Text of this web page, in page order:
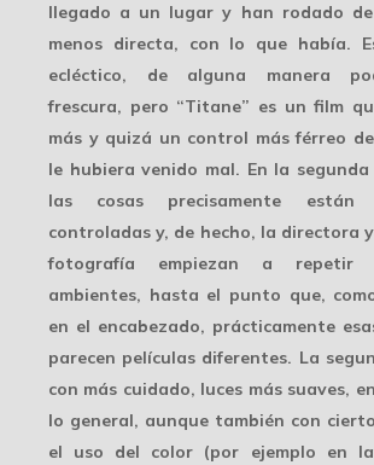
llegado a un lugar y han rodado
menos directa, con lo que había.
ecléctico, de alguna manera
frescura, pero “Titane” es un film
más y quizá un control más férreo
le hubiera venido mal. En la
las cosas precisamente están
controladas y, de hecho, la directora
fotografía empiezan a repetir
ambientes, hasta el punto que,
en el encabezado, prácticamente
parecen películas diferentes. La
con más cuidado, luces más suaves,
lo general, aunque también con
el uso del color (por ejemplo en